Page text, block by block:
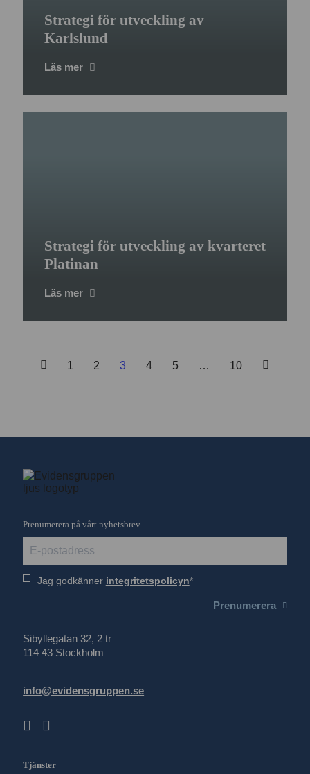
Strategi för utveckling av
Karlslund
Läs mer
Strategi för utveckling av kvarteret
Platinan
Läs mer
1 2 3 4 5 … 10
Sibyllegatan 32, 2 tr
114 43 Stockholm
info@evidensgruppen.se
Tjänster
Prenumerera på vårt nyhetsbrev
Jag godkänner integritetspolicyn
Prenumerera